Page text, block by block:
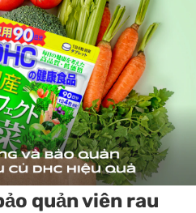
quản viên rau